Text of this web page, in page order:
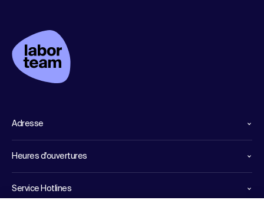
Adresse
Heures d'ouvertures
Service Hotlines